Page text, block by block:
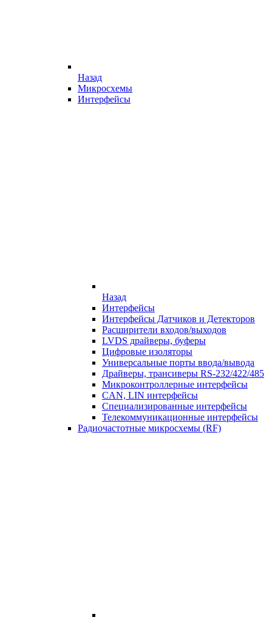
Назад
Микросхемы
Интерфейсы
Назад
Интерфейсы
Интерфейсы Датчиков и Детекторов
Расширители входов/выходов
LVDS драйверы, буферы
Цифровые изоляторы
Универсальные порты ввода/вывода
Драйверы, трансиверы RS-232/422/485
Микроконтроллерные интерфейсы
CAN, LIN интерфейсы
Специализированные интерфейсы
Телекоммуникационные интерфейсы
Радиочастотные микросхемы (RF)